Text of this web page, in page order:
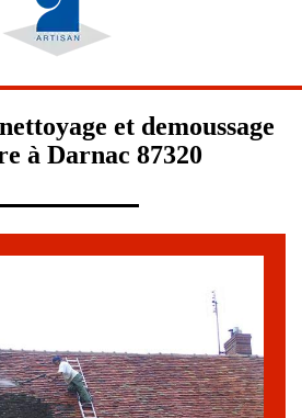
et demoussage
à Darnac 87320